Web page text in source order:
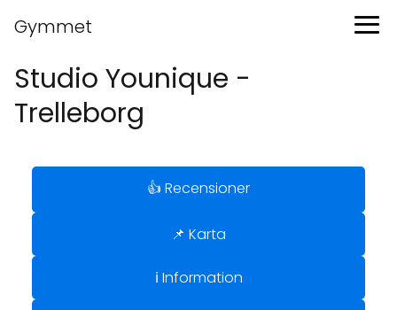
Gymmet
Studio Younique -
Trelleborg
👍 Recensioner
📌 Karta
ℹ️ Information